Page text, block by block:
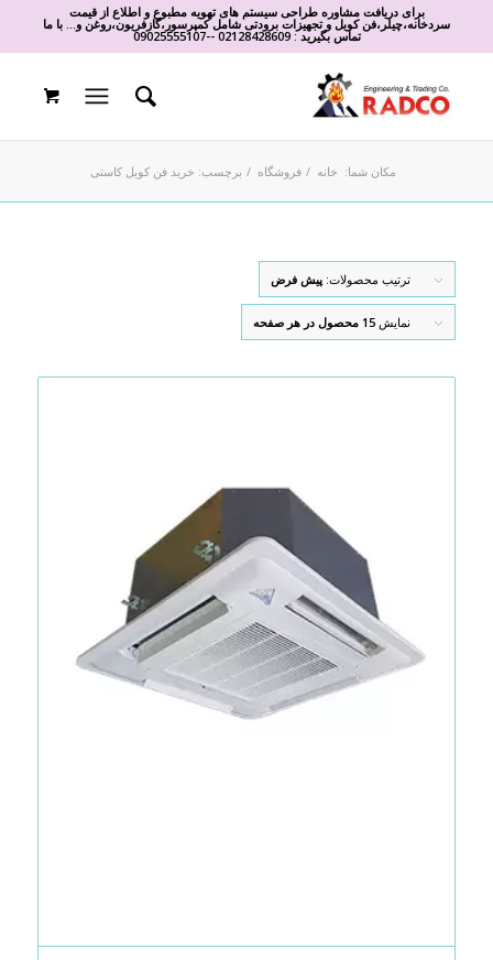
برای دریافت مشاوره طراحی سیستم های تهویه مطبوع و اطلاع از قیمت
سردخانه،چیلر،فن کویل و تجهیزات برودتی شامل کمپرسور،گازفریون،روغن و... با ما
تماس بگیرید :02128428609
-
-
09025555107
مکان شما: خانه / فروشگاه / برچسب: خرید فن کویل کاستی
ترتیب محصولات: پیش فرض
نمایش 15 محصول در هر صفحه